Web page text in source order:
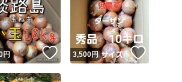
円 いいね！
3,500円